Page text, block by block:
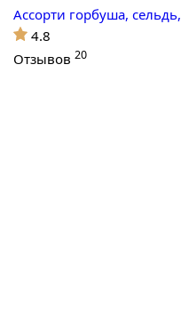
Ассорти горбуша,
4.8
Отзывов 20